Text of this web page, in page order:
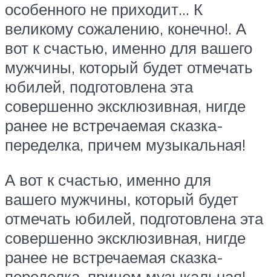
особенного не приходит… К
великому сожалению, конечно!. А
вот к счастью, именно для вашего
мужчины, который будет отмечать
юбилей, подготовлена эта
совершенно эксклюзивная, нигде
ранее не встречаемая сказка-
переделка, причем музыкальная!
А вот к счастью, именно для
вашего мужчины, который будет
отмечать юбилей, подготовлена эта
совершенно эксклюзивная, нигде
ранее не встречаемая сказка-